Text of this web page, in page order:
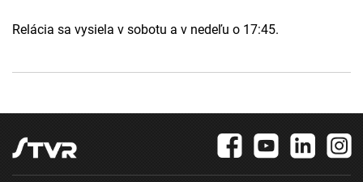
Relácia sa vysiela v sobotu a v nedeľu o 17:45.